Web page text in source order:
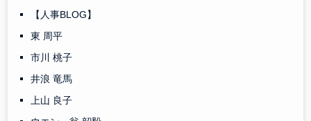
【人事BLOG】
東 周平
市川 桃子
井浪 竜馬
上山 良子